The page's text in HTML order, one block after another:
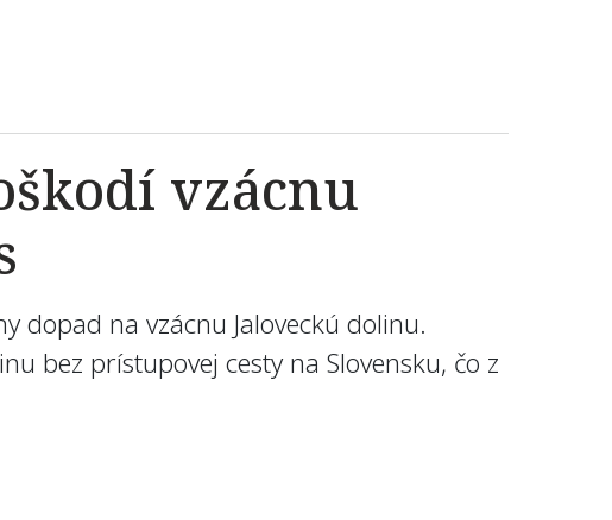
vzácnu
dopad na vzácnu Jaloveckú dolinu.
bez prístupovej cesty na Slovensku, čo z